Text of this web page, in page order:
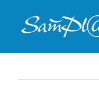
Inhalt